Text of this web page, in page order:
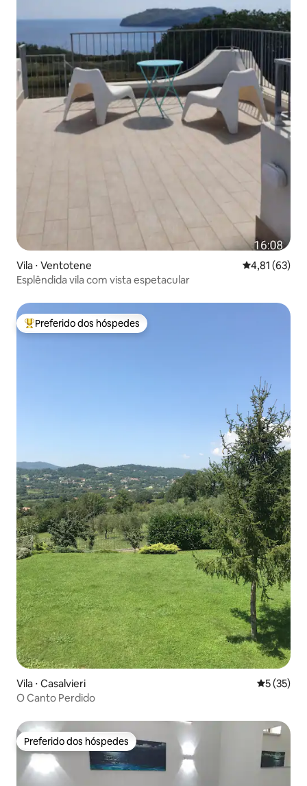
Vila ⋅ Ventotene 4,81 de uma
4,81 (63)
Esplêndida vila com vista espetacular
Entre os melhores preferidos dos hóspedes
Preferido dos hóspedes
Vila ⋅ Casalvieri 5 de uma
5 (35)
O Canto Perdido
Preferido dos hóspedes
Preferido dos hóspedes